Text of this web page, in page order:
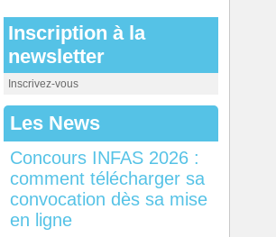
Inscription à la
newsletter
Inscrivez-vous
Les News
Concours INFAS 2026 :
comment télécharger sa
convocation dès sa mise
en ligne